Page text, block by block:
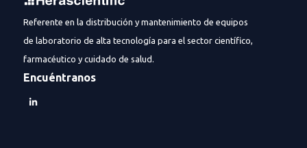
Referente en la distribución y mantenimiento de equipos
de laboratorio de alta tecnología para el sector científico,
farmacéutico y cuidado de salud.
Encuéntranos